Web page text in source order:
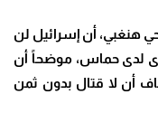
هنغبي، أن إسرائيل لن
لدى حماس، موضحاً أن
أن لا قتال بدون ثمن